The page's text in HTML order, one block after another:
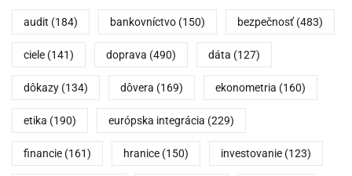
audit (184) bankovníctvo (150) bezpečnosť (483)
ciele (141) doprava (490) dáta (127)
dôkazy (134) dôvera (169) ekonometria (160)
etika (190) európska integrácia (229)
financie (161) hranice (150) investovanie (123)